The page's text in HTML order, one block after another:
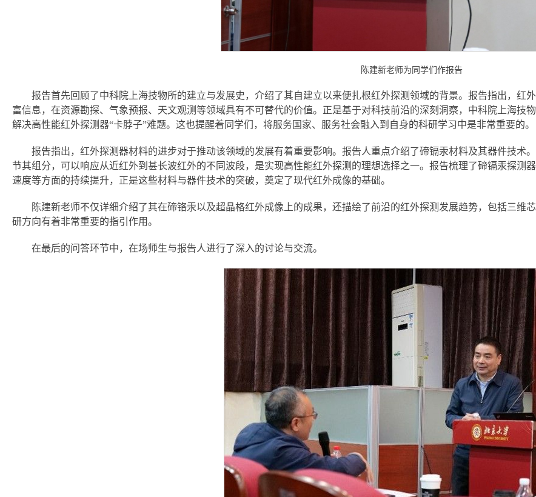
陈建新老师为同学们作报告
报告首先回顾了中科院上海技物所的建立与发展史，介绍了其自建立以来便扎根红外探测领域的背景。报告指出，红
富信息，在资源勘探、气象预报、天文观测等领域具有不可替代的价值。正是基于对科技前沿的深刻洞察，中科院上海技
解决高性能红外探测器“卡脖子”难题。这也提醒着同学们，将服务国家、服务社会融入到自身的科研学习中是非常重要的。
报告指出，红外探测器材料的进步对于推动该领域的发展有着重要影响。报告人重点介绍了碲镉汞材料及其器件技术
节其组分，可以响应从近红外到甚长波红外的不同波段，是实现高性能红外探测的理想选择之一。报告梳理了碲镉汞探测
速度等方面的持续提升，正是这些材料与器件技术的突破，奠定了现代红外成像的基础。
陈建新老师不仅详细介绍了其在碲铬汞以及超晶格红外成像上的成果，还描绘了前沿的红外探测发展趋势，包括三维
研方向有着非常重要的指引作用。
在最后的问答环节中，在场师生与报告人进行了深入的讨论与交流。